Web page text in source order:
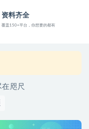
资料齐全
覆盖150+平台，你想要的都有
咫尺